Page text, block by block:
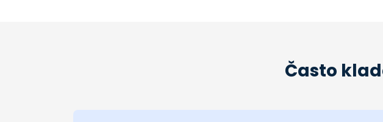
Často